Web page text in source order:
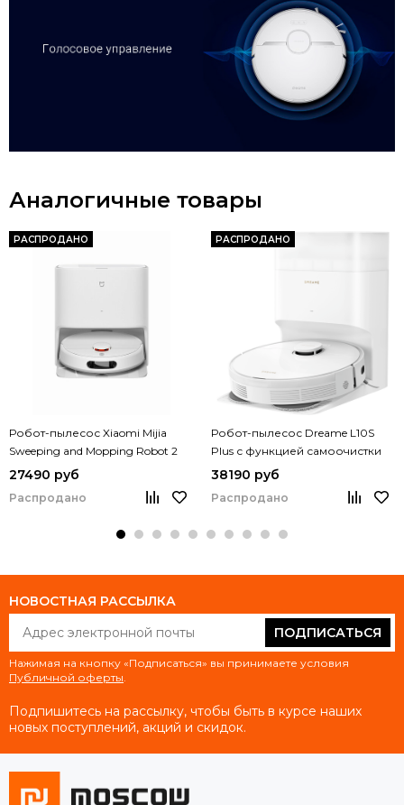
Аналогичные товары
РАСПРОДАНО
Робот-пылесос Xiaomi Mijia
Sweeping and Mopping Robot 2
(C101)
27490 руб
Распродано
РАСПРОДАНО
Робот-пылесос Dreame L10S
Plus с функцией самоочистки
38190 руб
Распродано
НОВОСТНАЯ РАССЫЛКА
ПОДПИСАТЬСЯ
Нажимая на кнопку «Подписаться» вы принимаете условия
Публичной оферты
Подпишитесь на рассылку, чтобы быть в курсе наших
новых поступлений, акций и скидок.